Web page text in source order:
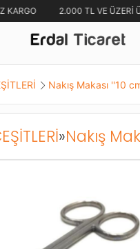
KARGO 2.000 TL VE ÜZERİ
Nakış Makası ''10
»Nakış